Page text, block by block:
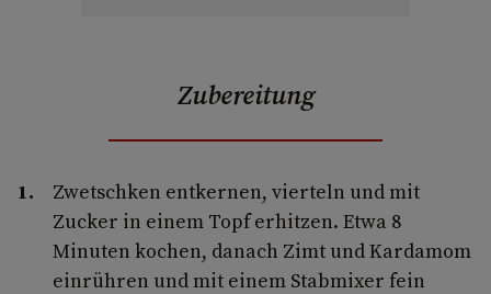
Zubereitung
Zwetschken entkernen, vierteln und mit
Zucker in einem Topf erhitzen. Etwa 8
Minuten kochen, danach Zimt und Kardamom
einrühren und mit einem Stabmixer fein